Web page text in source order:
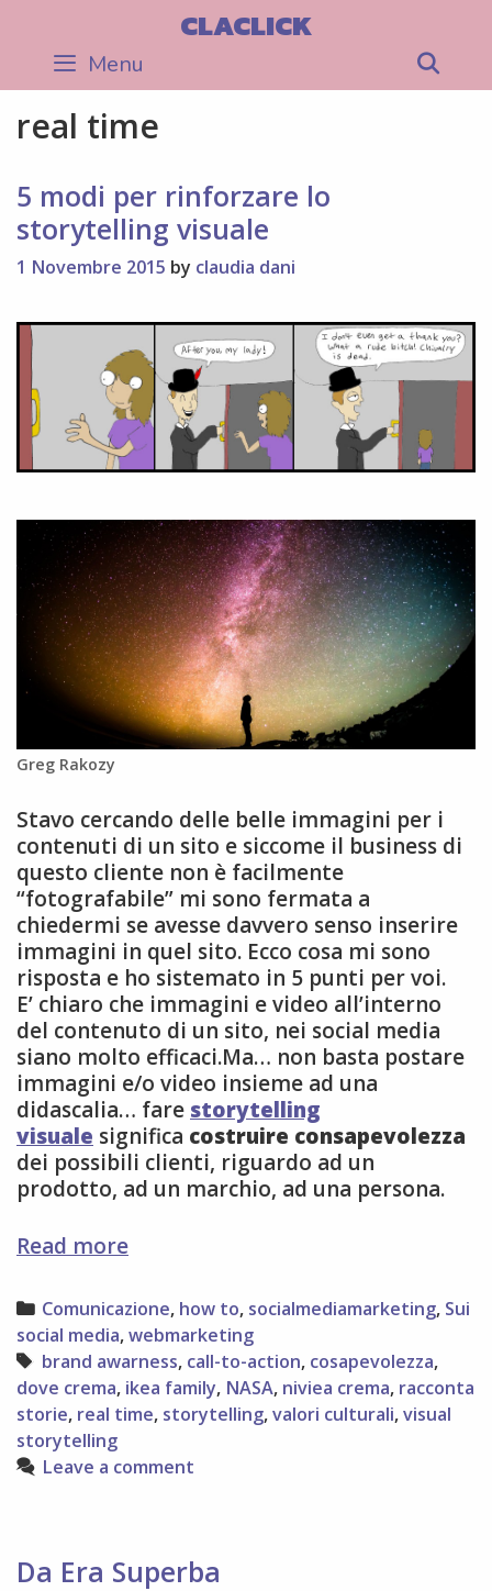
content
CLACLICK
Menu
real time
5 modi per rinforzare lo
storytelling visuale
1 Novembre 2015 by claudia dani
Greg Rakozy
Stavo cercando delle belle immagini per i
contenuti di un sito e siccome il business di
questo cliente non è facilmente
“fotografabile” mi sono fermata a
chiedermi se avesse davvero senso inserire
immagini in quel sito. Ecco cosa mi sono
risposta e ho sistemato in 5 punti per voi.
E’ chiaro che immagini e video all’interno
del contenuto di un sito, nei social media
siano molto efficaci.Ma… non basta postare
immagini e/o video insieme ad una
didascalia… fare storytelling
visuale significa costruire consapevolezza
dei possibili clienti, riguardo ad un
prodotto, ad un marchio, ad una persona.
Read more5
per
rinforzare
lo
storytelling
visuale
Categories
Comunicazione, how to, socialmediamarketing, Sui
social media,webmarketing
Tags
brand awarness, call-to-action, cosapevolezza,
dove crema, ikea family, NASA, niviea crema, racconta
storie, real time, storytelling,valori culturali,visual
storytelling
Leave a comment
Da Era Superba